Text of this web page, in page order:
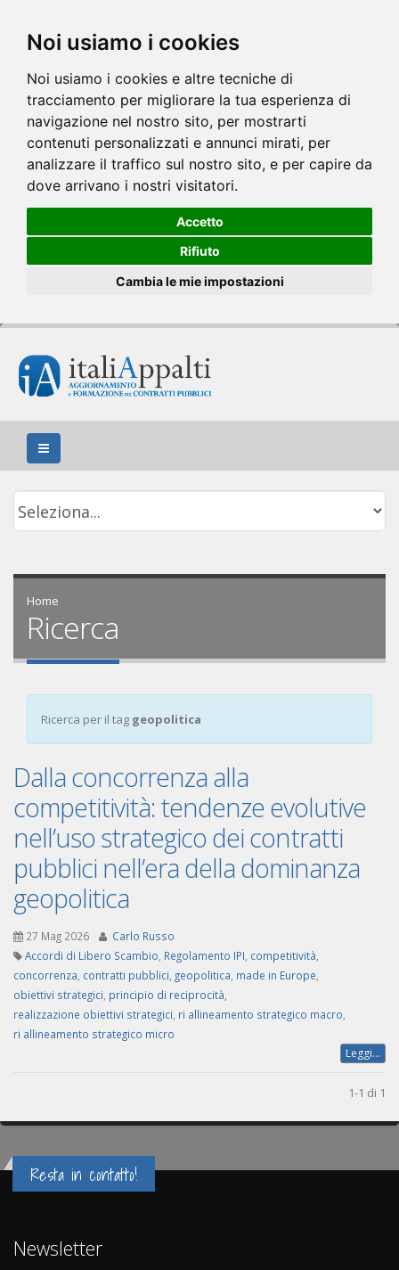
Noi usiamo i cookies
Noi usiamo i cookies e altre tecniche di
tracciamento per migliorare la tua esperienza di
navigazione nel nostro sito, per mostrarti
contenuti personalizzati e annunci mirati, per
analizzare il traffico sul nostro sito, e per capire da
dove arrivano i nostri visitatori.
Accetto
Rifiuto
Cambia le mie impostazioni
Home
Ricerca
Ricerca per il tag geopolitica
Dalla concorrenza alla
competitività: tendenze evolutive
nell’uso strategico dei contratti
pubblici nell’era della dominanza
geopolitica
27 Mag 2026
Carlo Russo
Accordi di Libero Scambio Regolamento IPI competitività
concorrenza contratti pubblici geopolitica made in Europe
obiettivi strategici principio di reciprocità
realizzazione obiettivi strategici ri allineamento strategico macro
ri allineamento strategico micro
Leggi...
1-1 di 1
Resta in contatto!
Newsletter